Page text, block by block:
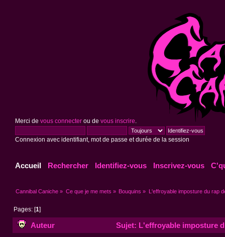
Merci de vous connecterou de vous inscrire
Connexion avec identifiant, mot de passe et durée de la session
Accueil Rechercher Identifiez-vous Inscrivez-vous
Cannibal Caniche » Ce que je me mets » Bouquins » L'effroyable imposture du rap
Pages: [1]
Auteur Sujet: L'effroyable imposture